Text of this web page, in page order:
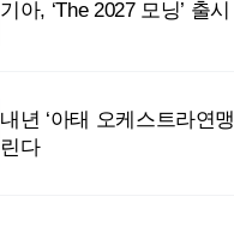
기아, ‘The 2027 모닝’ 출시
내년 ‘아태 오케스트라연
린다